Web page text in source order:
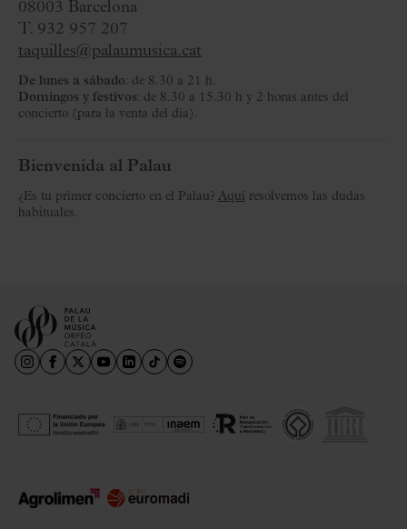
08003 Barcelona
T. 932 957 207
taquilles@palaumusica.cat
De lunes a sábado: de 8.30 a 21 h.
Domingos y festivos: de 8.30 a 15.30 h y 2 horas antes del
concierto (para la venta del día).
Bienvenida al Palau
¿Es tu primer concierto en el Palau? Aquí resolvemos las dudas
habituales.